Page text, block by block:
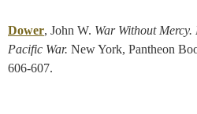
Dower, John W. War Without
Pacific War. New York, Pantheon
606-607.